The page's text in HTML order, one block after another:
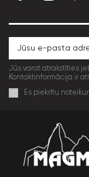
Jūs varat atrakstīties
Kontaktinformācija ir
Es piekrītu